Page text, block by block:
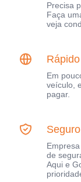
Precisa
Faça
veja
Rápido
Em
veículo,
pagar.
Seguro
de
Aqui e